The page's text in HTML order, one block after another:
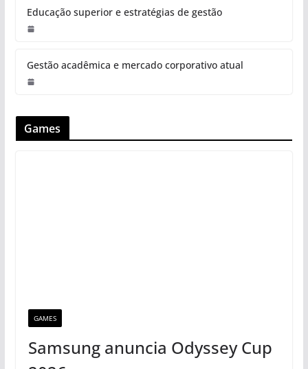
Educação superior e estratégias de gestão
Gestão acadêmica e mercado corporativo atual
Games
GAMES
Samsung anuncia Odyssey Cup